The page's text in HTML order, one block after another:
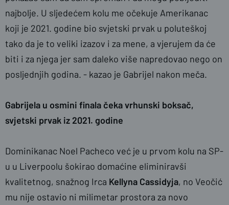
najbolje. U sljedećem kolu me očekuje Amerikanac
koji je 2021. godine bio svjetski prvak u poluteškoj
tako da je to veliki izazov i za mene, a vjerujem da će
biti i za njega jer sam daleko više napredovao nego on
posljednjih godina. - kazao je Gabrijel nakon meča.
Gabrijela u osmini finala čeka vrhunski boksač,
svjetski prvak iz 2021. godine
Dominikanac Noel Pacheco već je u prvom kolu na SP-
u u Liverpoolu šokirao domaćine eliminiravši
kvalitetnog, snažnog Irca Kellyna Cassidyja, no Veočić
mu nije ostavio ni milimetar prostora za novo